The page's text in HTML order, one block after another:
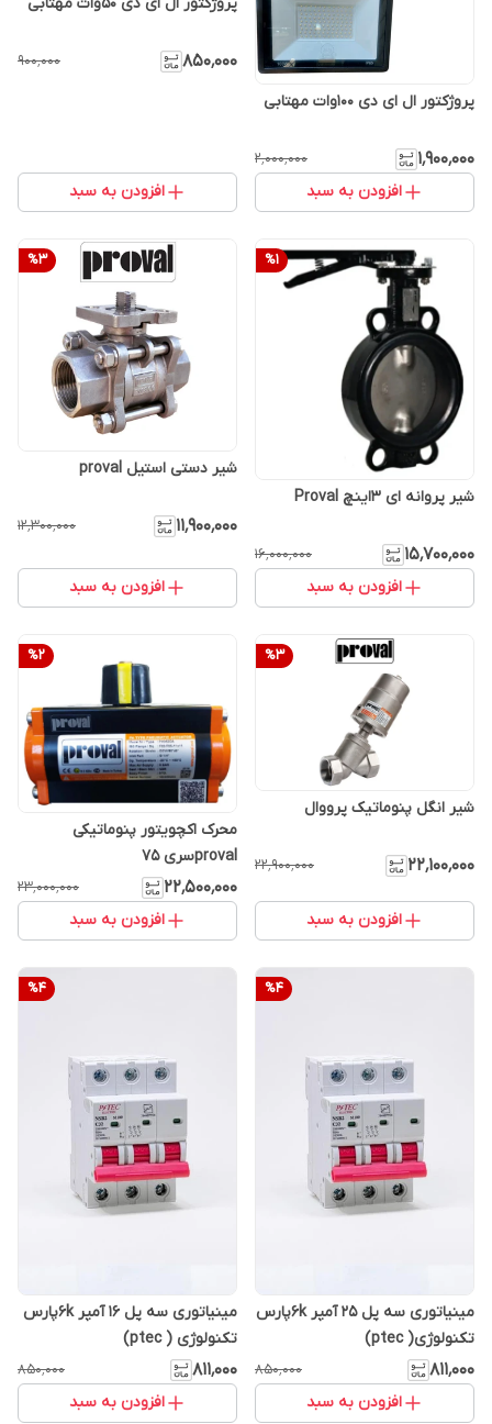
پروژکتور ال ای دی ۱۰۰وات مهتابی
۱٬۹۰۰٬۰۰۰ ۲٬۰۰۰٬۰۰۰
افزودن به سبد
۸۵۰٬۰۰۰ ۹۰۰٬۰۰۰
افزودن به سبد
%1
شیر پروانه ای ۳اینچ Proval
۱۵٬۷۰۰٬۰۰۰ ۱۶٬۰۰۰٬۰۰۰
افزودن به سبد
%3
شیر دستی استیل proval
۱۱٬۹۰۰٬۰۰۰ ۱۲٬۳۰۰٬۰۰۰
افزودن به سبد
%3
شیر انگل پنوماتیک پرووال
۲۲٬۱۰۰٬۰۰۰ ۲۲٬۹۰۰٬۰۰۰
افزودن به سبد
%2
محرک اکچویتور پنوماتیکی
provalسری ۷۵
۲۲٬۵۰۰٬۰۰۰ ۲۳٬۰۰۰٬۰۰۰
افزودن به سبد
%4
مینیاتوری سه پل ۲۵ آمپر ۶kپارس
تکنولوژی( ptec)
۸۱۱٬۰۰۰ ۸۵۰٬۰۰۰
افزودن به سبد
%4
مینیاتوری سه پل ۱۶ آمپر ۶kپارس
تکنولوژی ( ptec)
۸۱۱٬۰۰۰ ۸۵۰٬۰۰۰
افزودن به سبد